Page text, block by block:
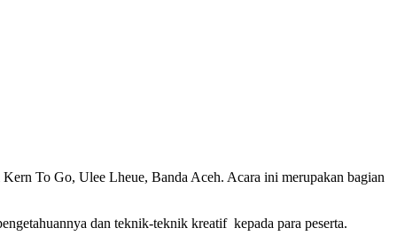
Kern To Go, Ulee Lheue, Banda Aceh. Acara ini merupakan bagian
dan teknik-teknik kreatif kepada para peserta.